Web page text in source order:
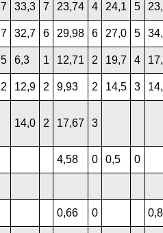
7 33,3 7 23,74 4 24,1 5
7 32,7 6 29,98 6 27,0 5
5 6,3 1 12,71 2 19,7 4
2 12,9 2 9,93 2 14,5 3
14,0 2 17,67 3
4,58 0 0,5 0
0,66 0 0,8